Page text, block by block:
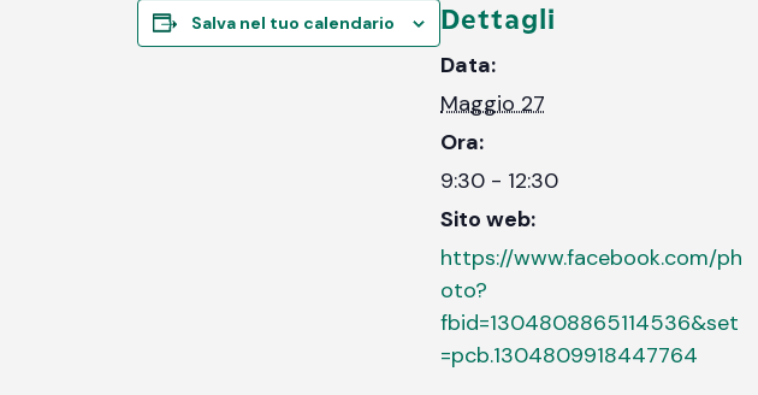
Salva nel tuo calendario Dettagli
Data:
Maggio 27
Ora:
9:30 - 12:30
Sito web:
https://www.facebook.com/ph
oto?
fbid=1304808865114536&set
=pcb.1304809918447764